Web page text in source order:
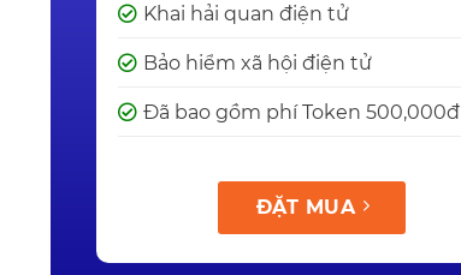
Khai hải quan điện tử
Bảo hiểm xã hội điện tử
Đã bao gồm phí Token 500,000đ
ĐẶT MUA